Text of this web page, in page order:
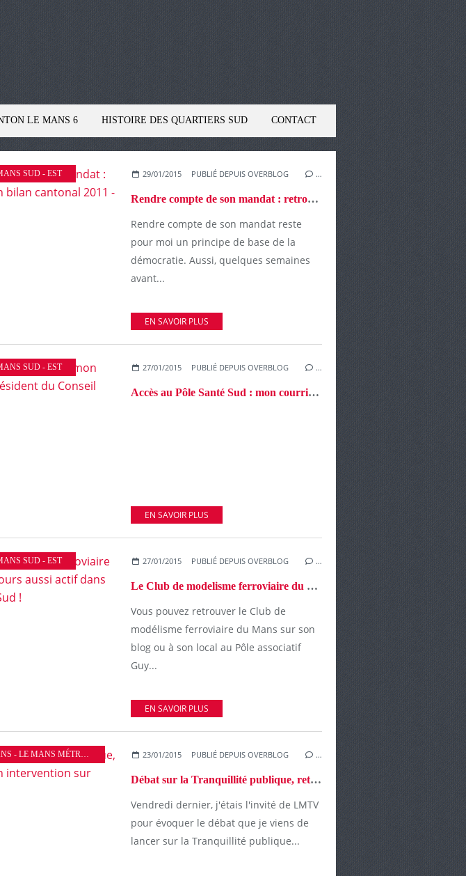
LE MANS 6 HISTOIRE DES QUARTIERS SUD CONTACT
SUD - EST 29/01/2015 PUBLIÉ DEPUIS OVERBLOG …
Rendre compte de son mandat : retrouvez mon bilan cantonal 2011 - 2015.
Rendre compte de son mandat reste
pour moi un principe de base de la
démocratie. Aussi, quelques semaines
avant...
EN SAVOIR PLUS
SUD - EST 27/01/2015 PUBLIÉ DEPUIS OVERBLOG …
Accès au Pôle Santé Sud : mon courrier au Président du Conseil général.
EN SAVOIR PLUS
SUD - EST 27/01/2015 PUBLIÉ DEPUIS OVERBLOG …
Le Club de modelisme ferroviaire du Maine toujours aussi actif dans les Quartiers Sud !
Vous pouvez retrouver le Club de
modélisme ferroviaire du Mans sur son
blog ou à son local au Pôle associatif
Guy...
EN SAVOIR PLUS
VILLE DU MANS - LE MANS MÉTROPOLE 23/01/2015 PUBLIÉ DEPUIS OVERBLOG …
Débat sur la Tranquillité publique, retrouvez mon intervention sur LMTV
Vendredi dernier, j'étais l'invité de LMTV
pour évoquer le débat que je viens de
lancer sur la Tranquillité publique...